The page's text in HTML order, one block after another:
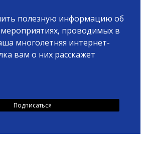
полезную информацию об
проводимых в
многолетняя интернет-
вам о них расскажет